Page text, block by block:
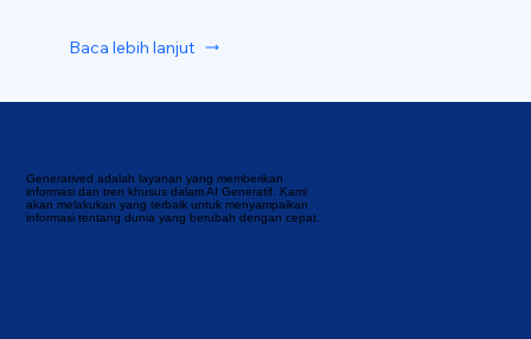
Generatived adalah layanan yang memberikan
informasi dan tren khusus dalam AI Generatif. Kami
akan melakukan yang terbaik untuk menyampaikan
informasi tentang dunia yang berubah dengan cepat.
Baca lebih lanjut